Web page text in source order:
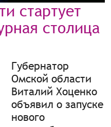
стартует
столица
Губернатор
Омской области
Виталий Хоценко
объявил о запуске
нового